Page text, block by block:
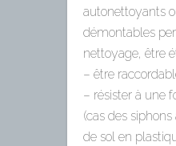
autonettoyants
démontables
nettoyage, être
– être
– résister à une
(cas des
de sol en